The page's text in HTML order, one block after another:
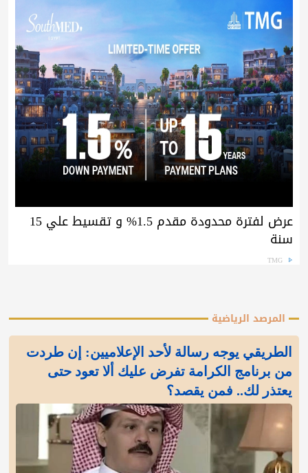
عرض لفترة محدودة مقدم 1.5% و تقسيط علي 15
سنة
TMG
المرصد الرياضية
الطريقي يوجه رسالة لأحد الإعلاميين: إن طردت
من برنامج الكرامة تفرض عليك ألا تعود حتى
يعتذر لك.. فمن يقصد؟